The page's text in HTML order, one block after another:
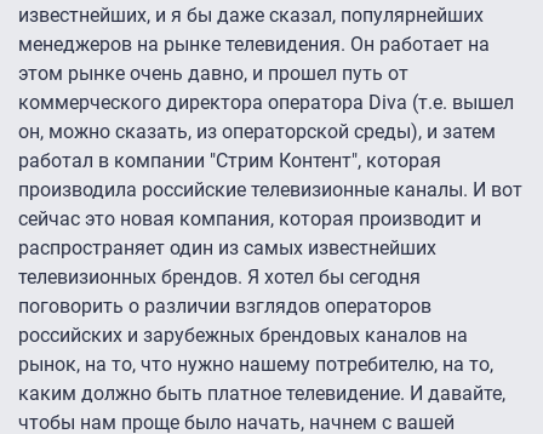
известнейших, и я бы даже сказал, популярнейших
менеджеров на рынке телевидения. Он работает на
этом рынке очень давно, и прошел путь от
коммерческого директора оператора Diva (т.е. вышел
он, можно сказать, из операторской среды), и затем
работал в компании "Стрим Контент", которая
производила российские телевизионные каналы. И вот
сейчас это новая компания, которая производит и
распространяет один из самых известнейших
телевизионных брендов. Я хотел бы сегодня
поговорить о различии взглядов операторов
российских и зарубежных брендовых каналов на
рынок, на то, что нужно нашему потребителю, на то,
каким должно быть платное телевидение. И давайте,
чтобы нам проще было начать, начнем с вашей